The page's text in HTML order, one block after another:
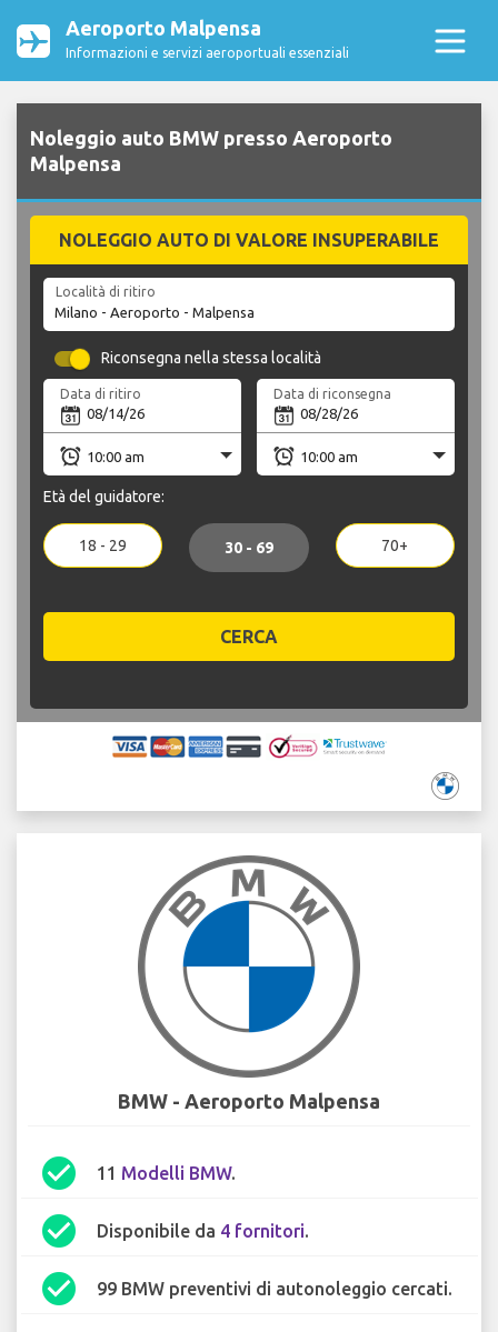
Aeroporto Malpensa
Informazioni e servizi aeroportuali essenziali
Noleggio auto BMW presso Aeroporto
Malpensa
NOLEGGIO AUTO DI VALORE INSUPERABILE
Località di ritiro
Riconsegna nella stessa località
Data di ritiro Data di riconsegna
Età del guidatore:
18 - 29 30 - 69 70+
CERCA
BMW - Aeroporto Malpensa
check_circle 11 Modelli BMW.
check_circle Disponibile da 4 fornitori.
check_circle 99 BMW preventivi di autonoleggio cercati.